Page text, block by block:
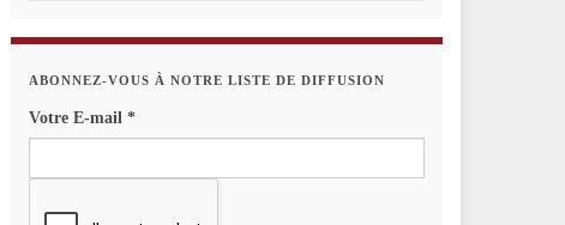
ABONNEZ-VOUS À NOTRE LISTE DE DIFFUSION
Votre E-mail *